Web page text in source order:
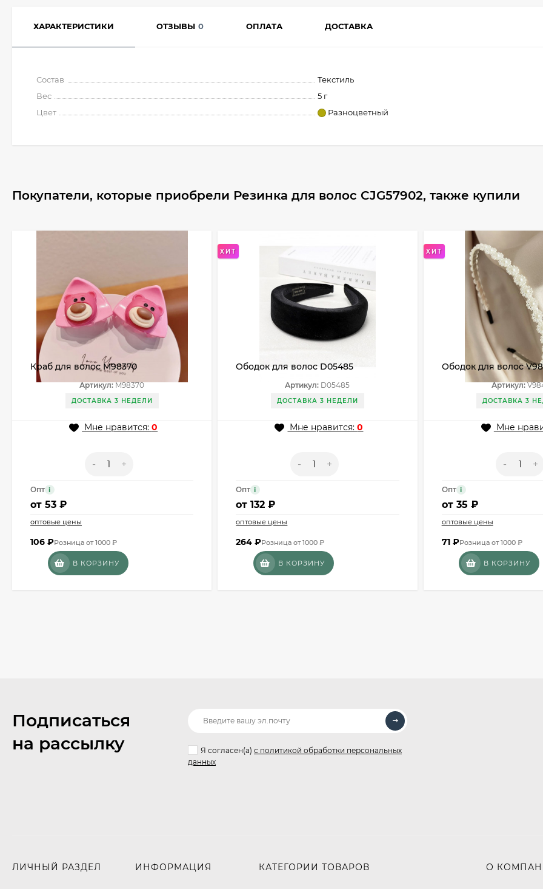
ХАРАКТЕРИСТИКИ ОТЗЫВЫ 0 ОПЛАТА ДОСТАВКА
Состав
Текстиль
Вес
5 г
Цвет
Разноцветный
Покупатели, которые приобрели Резинка для волос CJG57902, также купили
Краб для волос M98370
Артикул:M98370
ДОСТАВКА 3 НЕДЕЛИ
Мне нравится:0
- +
Опт i
от 53 ₽
оптовые цены
106 ₽Розница от 1000 ₽
В КОРЗИНУ
ХИТ
Ободок для волос D05485
Артикул: D05485
ДОСТАВКА 3 НЕДЕЛИ
Мне нравится:0
- +
Опт i
от132 ₽
оптовые цены
264₽Розница от 1000 ₽
В КОРЗИНУ
ХИТ
Ободок для волос
Артикул:
ДОСТАВКА 3
Мне
- +
Опт i
от 35 ₽
оптовые цены
71 ₽Розница от 1000 ₽
В КОРЗИНУ
Подписаться
на рассылку
Я согласен(a) с политикой обработки персональных
данных
ЛИЧНЫЙ РАЗДЕЛ ИНФОРМАЦИЯ КАТЕГОРИИ ТОВАРОВ О